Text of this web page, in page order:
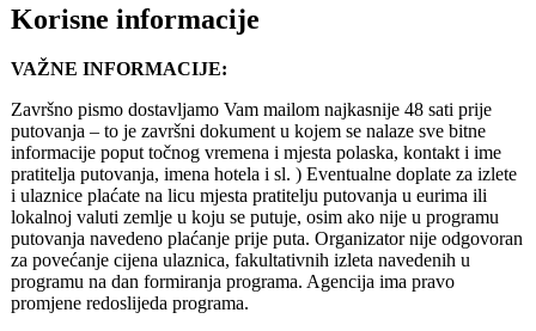
Korisne informacije
VAŽNE INFORMACIJE:
Završno pismo dostavljamo Vam mailom najkasnije 48 sati prije
putovanja – to je završni dokument u kojem se nalaze sve bitne
informacije poput točnog vremena i mjesta polaska, kontakt i ime
pratitelja putovanja, imena hotela i sl. ) Eventualne doplate za izlete
i ulaznice plaćate na licu mjesta pratitelju putovanja u eurima ili
lokalnoj valuti zemlje u koju se putuje, osim ako nije u programu
putovanja navedeno plaćanje prije puta. Organizator nije odgovoran
za povećanje cijena ulaznica, fakultativnih izleta navedenih u
programu na dan formiranja programa. Agencija ima pravo
promjene redoslijeda programa.